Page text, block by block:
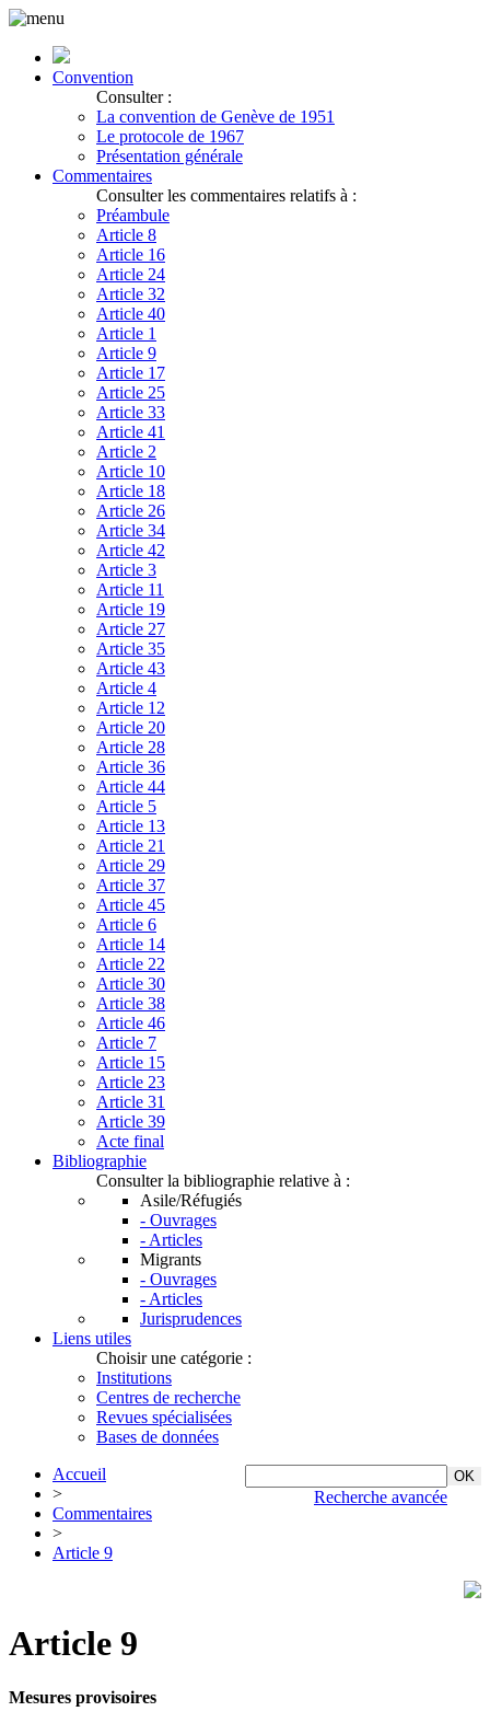
Convention
Consulter :
La convention de Genève de 1951
Le protocole de 1967
Présentation générale
Commentaires
Consulter les commentaires relatifs à :
Préambule
Article 8
Article 16
Article 24
Article 32
Article 40
Article 1
Article 9
Article 17
Article 25
Article 33
Article 41
Article 2
Article 10
Article 18
Article 26
Article 34
Article 42
Article 3
Article 11
Article 19
Article 27
Article 35
Article 43
Article 4
Article 12
Article 20
Article 28
Article 36
Article 44
Article 5
Article 13
Article 21
Article 29
Article 37
Article 45
Article 6
Article 14
Article 22
Article 30
Article 38
Article 46
Article 7
Article 15
Article 23
Article 31
Article 39
Acte final
Bibliographie
Consulter la bibliographie relative à :
Asile/Réfugiés
- Ouvrages
- Articles
Migrants
- Ouvrages
- Articles
Jurisprudences
Liens utiles
Choisir une catégorie :
Institutions
Centres de recherche
Revues spécialisées
Bases de données
Recherche avancée
Accueil
>
Commentaires
>
Article 9
Article 9
Mesures provisoires